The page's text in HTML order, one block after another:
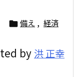
 備え , 経済
by 洪 正幸